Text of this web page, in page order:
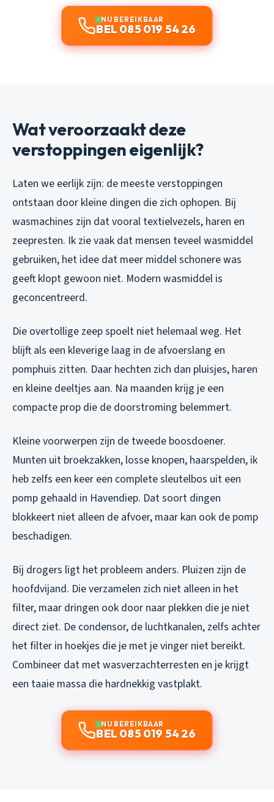
NU BEREIKBAAR
BEL 085 019 54 26
Wat veroorzaakt deze
verstoppingen eigenlijk?
Laten we eerlijk zijn: de meeste verstoppingen
ontstaan door kleine dingen die zich ophopen. Bij
wasmachines zijn dat vooral textielvezels, haren en
zeepresten. Ik zie vaak dat mensen teveel wasmiddel
gebruiken, het idee dat meer middel schonere was
geeft klopt gewoon niet. Modern wasmiddel is
geconcentreerd.
Die overtollige zeep spoelt niet helemaal weg. Het
blijft als een kleverige laag in de afvoerslang en
pomphuis zitten. Daar hechten zich dan pluisjes, haren
en kleine deeltjes aan. Na maanden krijg je een
compacte prop die de doorstroming belemmert.
Kleine voorwerpen zijn de tweede boosdoener.
Munten uit broekzakken, losse knopen, haarspelden, ik
heb zelfs een keer een complete sleutelbos uit een
pomp gehaald in Havendiep. Dat soort dingen
blokkeert niet alleen de afvoer, maar kan ook de pomp
beschadigen.
Bij drogers ligt het probleem anders. Pluizen zijn de
hoofdvijand. Die verzamelen zich niet alleen in het
filter, maar dringen ook door naar plekken die je niet
direct ziet. De condensor, de luchtkanalen, zelfs achter
het filter in hoekjes die je met je vinger niet bereikt.
Combineer dat met wasverzachterresten en je krijgt
een taaie massa die hardnekkig vastplakt.
NU BEREIKBAAR
BEL 085 019 54 26